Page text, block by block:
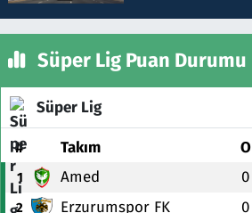
Süper Lig Puan Durumu
Süper Lig
# Takım O
1 Amed 0
2 Erzurumspor FK 0